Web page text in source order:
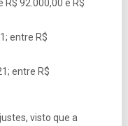
R$ 92.000,00 e R$
entre R$
entre R$
visto que a